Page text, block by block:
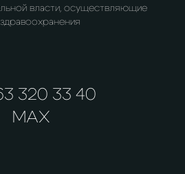
власти, осуществляющие
320 33 40
MAX